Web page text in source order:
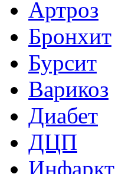
Артроз
Бронхит
Бурсит
Варикоз
Диабет
ДЦП
Инфаркт